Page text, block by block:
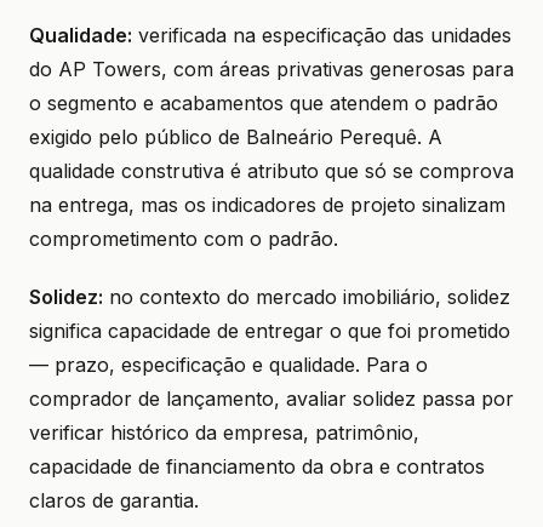
Qualidade: verificada na especificação das unidades
do AP Towers, com áreas privativas generosas para
o segmento e acabamentos que atendem o padrão
exigido pelo público de Balneário Perequê. A
qualidade construtiva é atributo que só se comprova
na entrega, mas os indicadores de projeto sinalizam
comprometimento com o padrão.
Solidez: no contexto do mercado imobiliário, solidez
significa capacidade de entregar o que foi prometido
— prazo, especificação e qualidade. Para o
comprador de lançamento, avaliar solidez passa por
verificar histórico da empresa, patrimônio,
capacidade de financiamento da obra e contratos
claros de garantia.